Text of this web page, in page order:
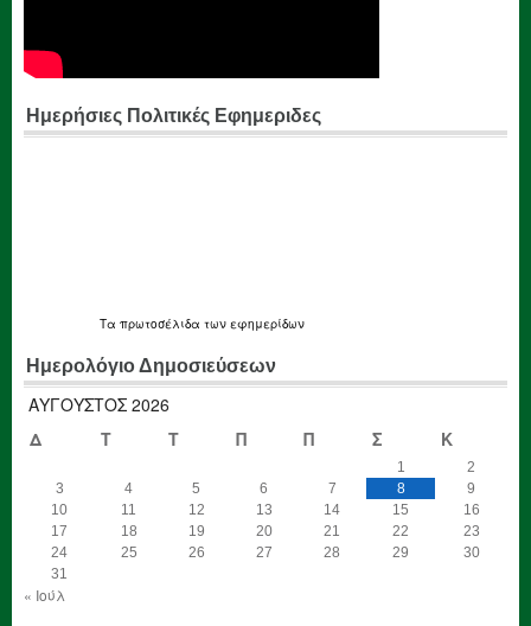
Ημερήσιες Πολιτικές Εφημεριδες
Τα πρωτοσέλιδα των εφημερίδων
Ημερολόγιο Δημοσιεύσεων
ΑΎΓΟΥΣΤΟΣ 2026
Δ
Τ Τ Π Π Σ Κ
1
2
3
4 5 6 7 8
9
10
11 12 13 14 15
16
17
18 19 20 21 22
23
24
25 26 27 28 29
30
31
« Ιούλ